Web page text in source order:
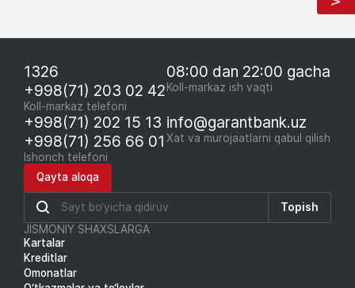
1326
+998(71) 203 02 42
Koll-markaz telefoni
08:00 dan 22:00 gacha
Koll-markaz ish vaqti
+998(71) 202 15 13
+998(71) 256 66 01
Ishonch telefoni
info@garantbank.uz
Xat va murojaatlarni qabul qilish
Qayta aloqa
Topish
JISMONIY SHAXSLARGA
Kartalar
Kreditlar
Omonatlar